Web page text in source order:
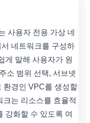
사용자 전용 가상 네
네트워크를 구성하
게 말해 사용자가 원
소 범위 선택, 서브넷
환경인 VPC를 생성할
크는 리소스를 효율적
강화할 수 있도록 여